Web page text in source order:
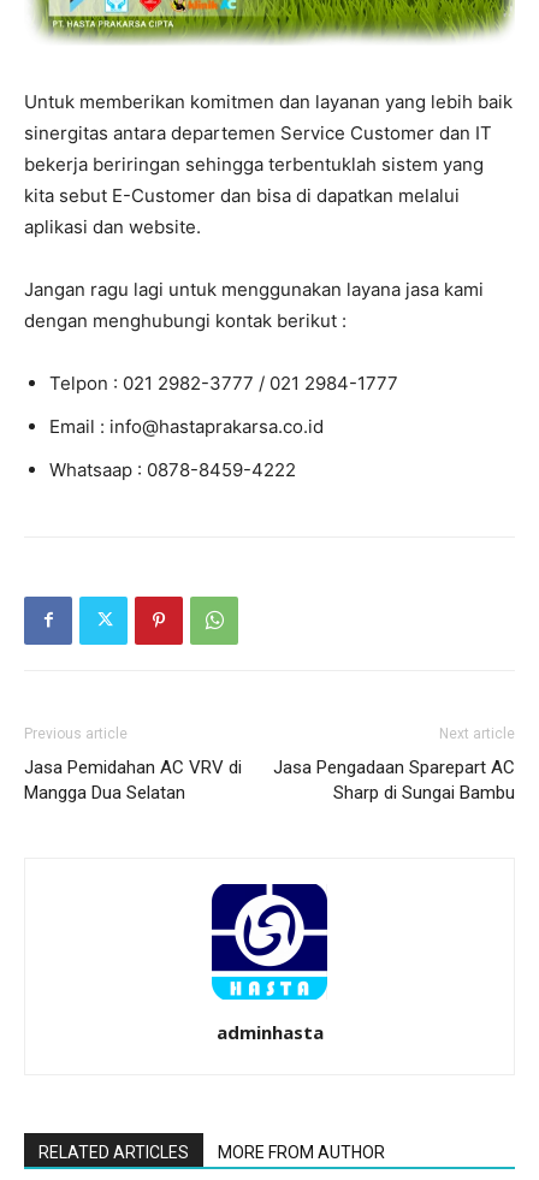
Untuk memberikan komitmen dan layanan yang lebih baik
sinergitas antara departemen Service Customer dan IT
bekerja beriringan sehingga terbentuklah sistem yang
kita sebut E-Customer dan bisa di dapatkan melalui
aplikasi dan website.
Jangan ragu lagi untuk menggunakan layana jasa kami
dengan menghubungi kontak berikut :
Telpon : 021 2982-3777 / 021 2984-1777
Email : info@hastaprakarsa.co.id
Whatsaap : 0878-8459-4222
Previous article
Jasa Pemidahan AC VRV di
Mangga Dua Selatan
Next article
Jasa Pengadaan Sparepart AC
Sharp di Sungai Bambu
adminhasta
RELATED ARTICLES MORE FROM AUTHOR